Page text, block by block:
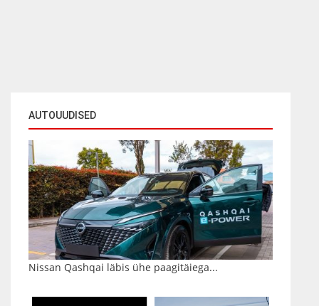
AUTOUUDISED
Nissan Qashqai läbis ühe paagitäiega...